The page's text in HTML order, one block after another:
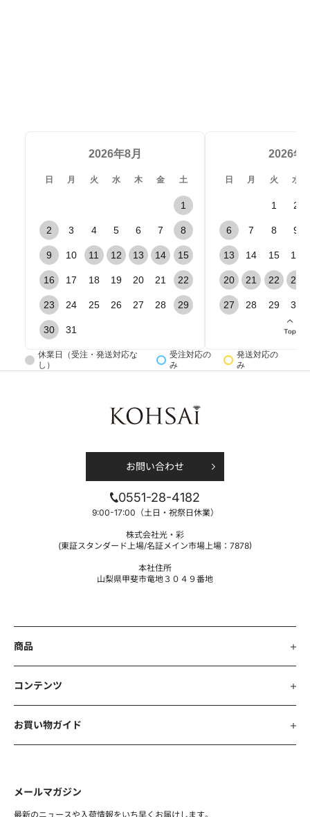
などでメールアドレス・ドメイン指定がされている可
場合によってはお電話で回答を差し上げることがござ
います。予めご了承ください。
プライバシーポリシーについて *必須
下記プライバシーポリシーに同意の上、送信をお願いい
たします。
個人情報（特定個人情報）保護理念 及び 個人情報保護ポ
リシー
います。）のご購入者様及びサービスの利用者様（以下合
わせて「お客様」といいます。）についての個人情報を含
ーポリシー（以下「本ポリシー」といいます。）を定めま
第1条 法令等の遵守
省庁ガイドラインその他関連する法令等を遵守いたしま
す。
第2条 収集する利用者情報及び収集方法
報であって、本ポリシーに基づき当社が適正に収集するも
第3条 情報の管理
整備・社員教育の徹底等の必要な措置を講じ、安全対策を
実施し利用者情報の厳重な管理を行います。
2026年8月
日 月 火 水 木 金 土
1
2 3 4 5 6 7 8
9 10 11 12 13 14 15
16 17 18 19 20 21 22
23 24 25 26 27 28 29
30 31
2026年
日 月 火 水
1 2
6 7 8 9
13 14 15 16
20 21 22 23
27 28 29 30
休業日（受注・発送対応な
し）
受注対応の
み
発送対応の
み
お問い合わせ
0551-28-4182
9:00-17:00（土日・祝祭日休業）
株式会社光・彩
(東証スタンダード上場/名証メイン市場上場：7878)
本社住所
山梨県甲斐市竜地３０４９番地
商品
コンテンツ
お買い物ガイド
メールマガジン
最新のニュースや入荷情報をいち早くお届けします。